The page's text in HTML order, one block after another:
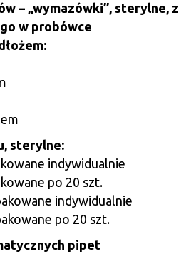
– „wymazówki”, sterylne, z
w probówce
sterylne:
indywidualnie
po 20 szt.
indywidualnie
po 20 szt.
pipet